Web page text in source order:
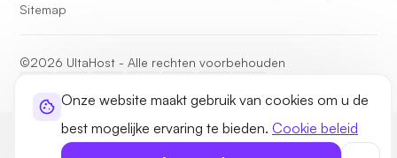
Onze website maakt gebruik van cookies om u de
best mogelijke ervaring te bieden. Cookie beleid
Sitemap
©2026 UltaHost - Alle rechten voorbehouden